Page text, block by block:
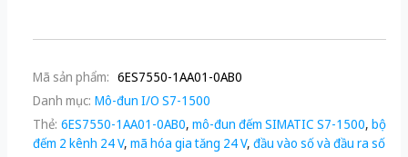
Mã sản phẩm: 6ES7550-1AA01-0AB0
Danh mục: Mô-đun I/O S7-1500
Thẻ: 6ES7550-1AA01-0AB0, mô-đun đếm SIMATIC S7-1500, bộ
đếm 2 kênh 24 V, mã hóa gia tăng 24 V, đầu vào số và đầu ra số